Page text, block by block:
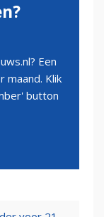
Een
maand. Klik
button